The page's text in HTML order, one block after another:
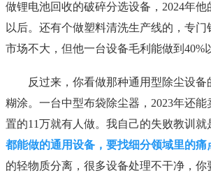
做锂电池回收的破碎分选设备，2024年他
以后。还有个做塑料清洗生产线的，专
市场不大，但他一台设备毛利能做到40%
反过来，你看做那种通用型除尘设
糊涂。一台中型布袋除尘器，2023年还能
置的11万就有人做。我自己的失败教训就
都能做的通用设备，要找细分领域里的痛
的轻物质分离，很多设备处理不干净，你